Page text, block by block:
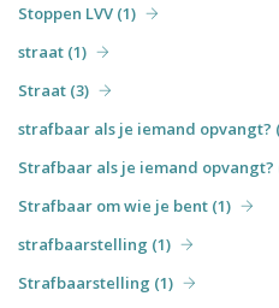
Stoppen LVV (1)
straat (1)
Straat (3)
strafbaar als je iemand opvangt?
Strafbaar als je iemand opvangt?
Strafbaar om wie je bent (1)
strafbaarstelling (1)
Strafbaarstelling (1)